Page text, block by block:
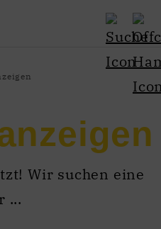
Wir suchen eine
...